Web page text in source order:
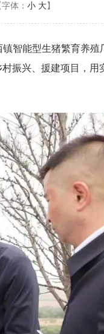
字体： 小 大】
智能型生猪繁育养殖
振兴、援建项目，用